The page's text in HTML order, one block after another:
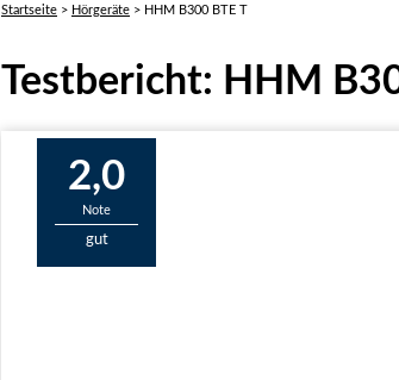
Startseite > Hörgeräte > HHM B300 BTE T
Testbericht: HHM
2,0
Note
gut